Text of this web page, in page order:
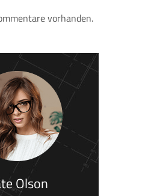
vorhanden.
Olson